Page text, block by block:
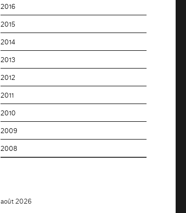
2016
2015
2014
2013
2012
2011
2010
2009
2008
août 2026